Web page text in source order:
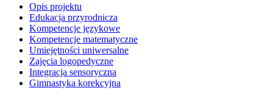
Opis projektu
Edukacja przyrodnicza
Kompetencje językowe
Kompetencje matematyczne
Umiejętności uniwersalne
Zajęcia logopedyczne
Integracja sensoryczna
Gimnastyka korekcyjna